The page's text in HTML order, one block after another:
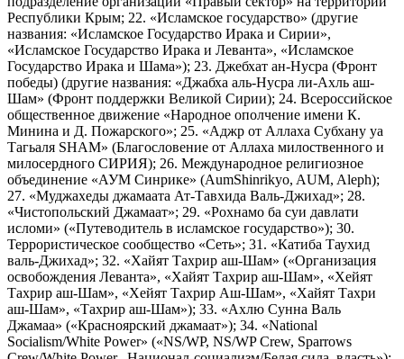
Республики Крым; 22. «Исламское государство» (другие
названия: «Исламское Государство Ирака и Сирии»,
«Исламское Государство Ирака и Леванта», «Исламское
Государство Ирака и Шама»); 23. Джебхат ан-Нусра (Фронт
победы) (другие названия: «Джабха аль-Нусра ли-Ахль аш-
Шам» (Фронт поддержки Великой Сирии); 24. Всероссийское
общественное движение «Народное ополчение имени К.
Минина и Д. Пожарского»; 25. «Аджр от Аллаха Субхану уа
Тагьаля SHAM» (Благословение от Аллаха милоственного и
милосердного СИРИЯ); 26. Международное религиозное
объединение «АУМ Синрике» (AumShinrikyo, AUM, Aleph);
27. «Муджахеды джамаата Ат-Тавхида Валь-Джихад»; 28.
«Чистопольский Джамаат»; 29. «Рохнамо ба суи давлати
исломи» («Путеводитель в исламское государство»); 30.
Террористическое сообщество «Сеть»; 31. «Катиба Таухид
валь-Джихад»; 32. «Хайят Тахрир аш-Шам» («Организация
освобождения Леванта», «Хайят Тахрир аш-Шам», «Хейят
Тахрир аш-Шам», «Хейят Тахрир Аш-Шам», «Хайят Тахри
аш-Шам», «Тахрир аш-Шам»); 33. «Ахлю Сунна Валь
Джамаа» («Красноярский джамаат»); 34. «National
Socialism/White Power» («NS/WP, NS/WP Crew, Sparrows